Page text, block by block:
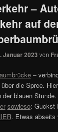
–
auf
Januar 2023 von
–
die Spree.
blauen Stunde.
sowieso: Guckst
. Etwas abseits